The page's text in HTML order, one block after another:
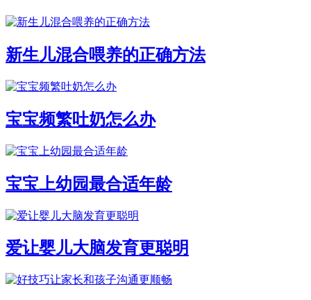
新生儿混合喂养的正确方法
宝宝频繁吐奶怎么办
宝宝上幼园最合适年龄
爱让婴儿大脑发育更聪明